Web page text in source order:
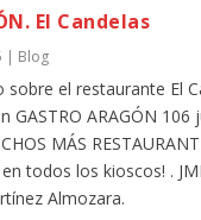
El Candelas
| Blog
sobre el restaurante El
GASTRO ARAGÓN
MÁS
en todos los kioscos! .
Almozara.